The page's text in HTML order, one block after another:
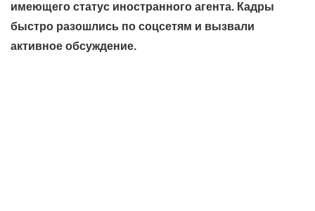
имеющего статус иностранного агента. Кадры
быстро разошлись по соцсетям и вызвали
активное обсуждение.